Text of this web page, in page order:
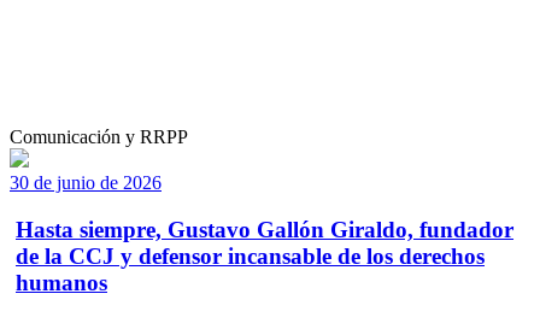
Comunicación y RRPP
30 de junio de 2026
Hasta siempre, Gustavo Gallón Giraldo, fundador
de la CCJ y defensor incansable de los derechos
humanos